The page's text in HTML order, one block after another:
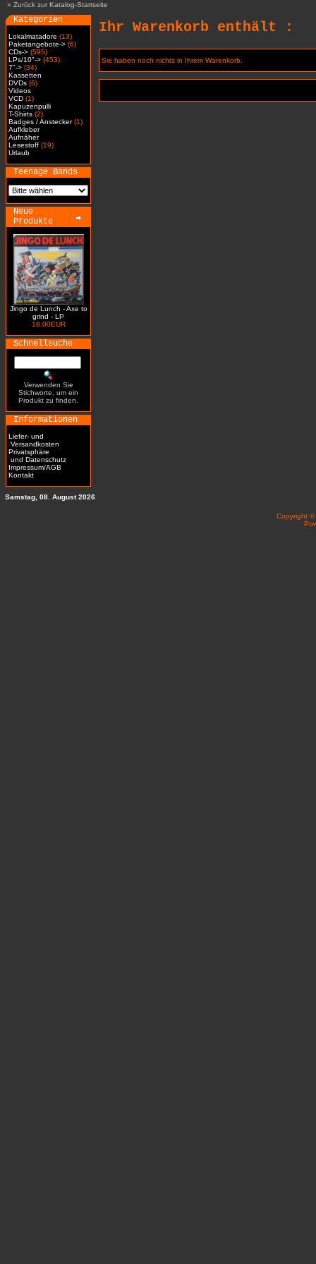
» Zurück zur Katalog-Startseite
Kategorien
Lokalmatadore (13)
Paketangebote-> (6)
CDs-> (595)
LPs/10"-> (453)
7"-> (34)
Kassetten
DVDs (6)
Videos
VCD (1)
Kapuzenpulli
T-Shirts (2)
Badges / Anstecker(1)
Aufkleber
Aufnäher
Lesestoff (19)
Urlaub
Teenage Bands
Neue
Produkte
Jingo de Lunch - Axe to
grind - LP
18.00EUR
Schnellsuche
Verwenden Sie
Stichworte, um ein
Produkt zu finden.
Informationen
Liefer- und
Versandkosten
Privatsphäre
und Datenschutz
Impressum/AGB
Kontakt
Ihr Warenkorb enthält :
Sie haben noch nichts in Ihrem Warenkorb.
Samstag, 08. August 2026
Copyright